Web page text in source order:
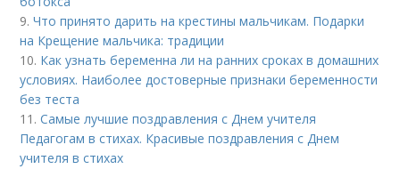
9.Что принято дарить на крестины мальчикам. Подарки
на Крещение мальчика: традиции
10. Как узнать беременна ли на ранних сроках в домашних
условиях. Наиболее достоверные признаки беременности
без теста
11.Самые лучшие поздравления с Днем учителя
Педагогам в стихах. Красивые поздравления с Днем
учителя в стихах